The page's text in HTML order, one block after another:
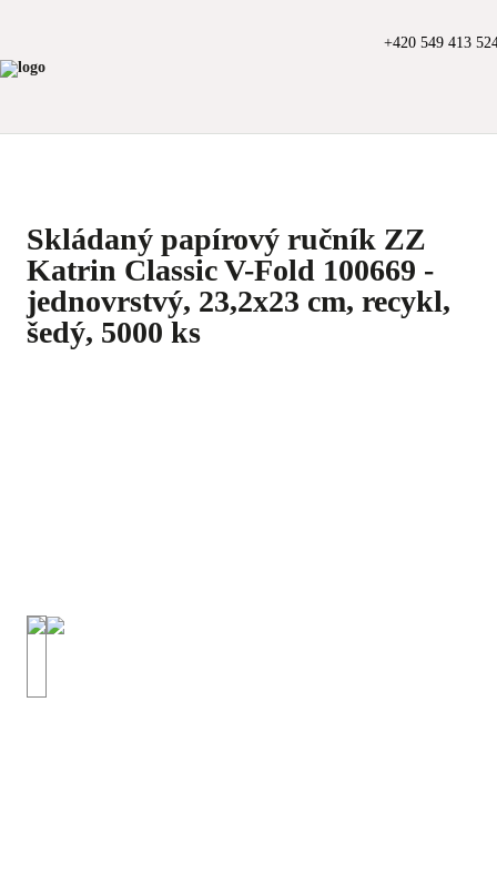
+420 549 413
Skládaný papírový ručník ZZ
Katrin Classic V-Fold 100669 -
jednovrstvý, 23,2x23 cm, recykl,
šedý, 5000 ks